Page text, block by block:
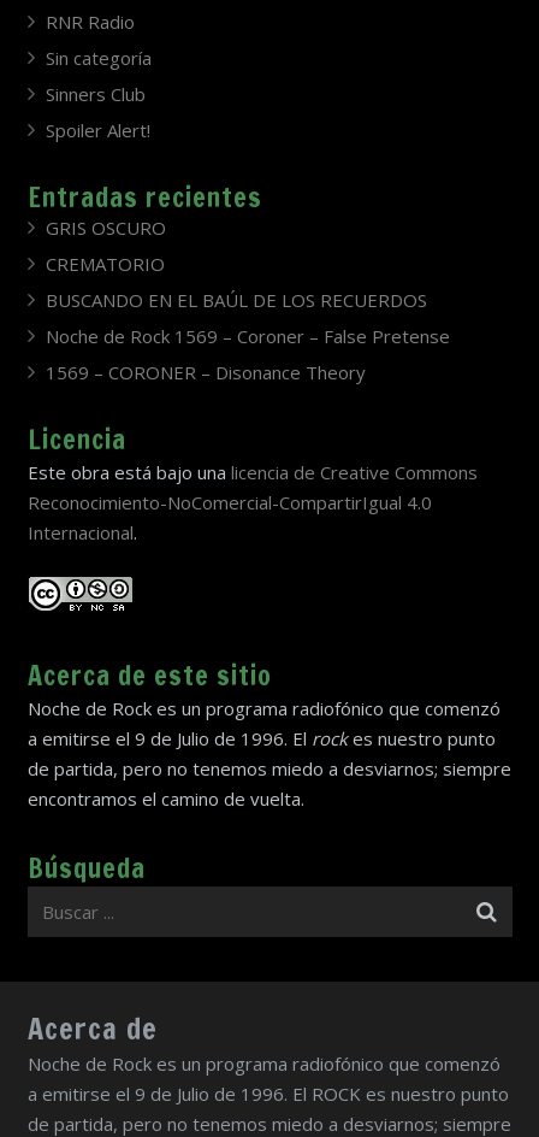
RNR Radio
Sin categoría
Sinners Club
Spoiler Alert!
Entradas recientes
GRIS OSCURO
CREMATORIO
BUSCANDO EN EL BAÚL DE LOS RECUERDOS
Noche de Rock 1569 – Coroner – False Pretense
1569 – CORONER – Disonance Theory
Licencia
Este obra está bajo una licencia de Creative Commons
Reconocimiento-NoComercial-CompartirIgual 4.0
Internacional.
Acerca de este sitio
Noche de Rock es un programa radiofónico que comenzó
a emitirse el 9 de Julio de 1996. El rockes nuestro punto
de partida, pero no tenemos miedo a desviarnos; siempre
encontramos el camino de vuelta.
Búsqueda
Acerca de
Noche de Rock es un programa radiofónico que comenzó
a emitirse el 9 de Julio de 1996. El ROCK es nuestro punto
de partida, pero no tenemos miedo a desviarnos; siempre